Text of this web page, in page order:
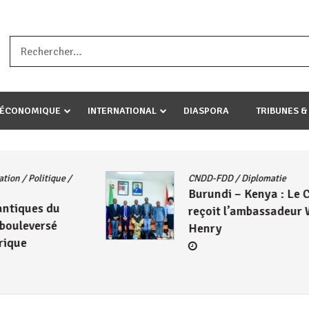
umariye umuryango wawe canke igihugu cakwibarutse
INTERNATIONAL DIASPORA TRIBUNES
FDD
Actualités East African Community
Politique
Société/UA
Le Président Évariste
Ndayishimiye échange avec
Mahamadou Issoufou sur les